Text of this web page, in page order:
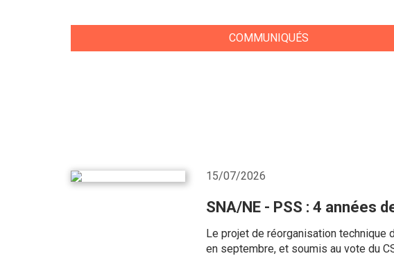
COMMUNIQUÉS
15/07/2026
SNA/NE - PSS : 4 années
Le projet de réorganisation technique
en septembre, et soumis au vote du